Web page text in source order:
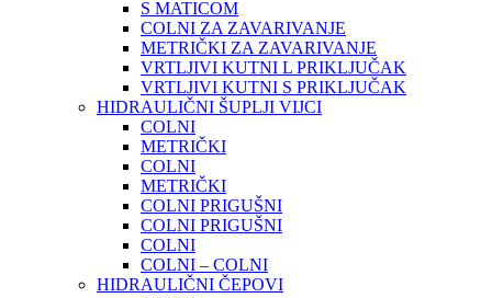
S MATICOM
COLNI ZA ZAVARIVANJE
METRIČKI ZA ZAVARIVANJE
VRTLJIVI KUTNI L PRIKLJUČAK
VRTLJIVI KUTNI S PRIKLJUČAK
HIDRAULIČNI ŠUPLJI VIJCI
COLNI
METRIČKI
COLNI
METRIČKI
COLNI PRIGUŠNI
COLNI PRIGUŠNI
COLNI
COLNI – COLNI
HIDRAULIČNI ČEPOVI